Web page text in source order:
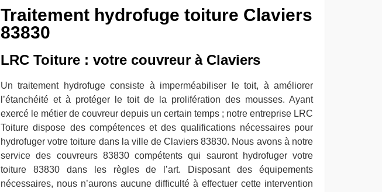
Traitement hydrofuge toiture Claviers
83830
LRC Toiture : votre couvreur à Claviers
Un traitement hydrofuge consiste à imperméabiliser le toit, à améliorer
l’étanchéité et à protéger le toit de la prolifération des mousses. Ayant
exercé le métier de couvreur depuis un certain temps ; notre entreprise LRC
Toiture dispose des compétences et des qualifications nécessaires pour
hydrofuger votre toiture dans la ville de Claviers 83830. Nous avons à notre
service des couvreurs 83830 compétents qui sauront hydrofuger votre
toiture 83830 dans les règles de l’art. Disposant des équipements
nécessaires, nous n’aurons aucune difficulté à effectuer cette intervention